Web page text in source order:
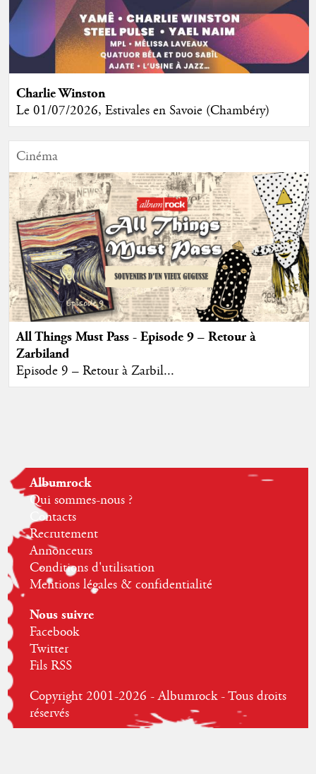
Charlie Winston
Le 01/07/2026, Estivales en Savoie (Chambéry)
Cinéma
All Things Must Pass - Episode 9 – Retour à
Zarbiland
Episode 9 – Retour à Zarbil...
Albumrock
Qui sommes-nous ?
Contacts
Recrutement
Annonceurs
Conditions d'utilisation
Mentions légales & confidentialité
Nous suivre
Facebook
Twitter
Fils RSS
Copyright 2001-2026 - Albumrock - Tous droits
réservés